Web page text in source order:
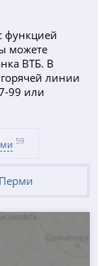
функцией
можете
ВТБ. В
линии
99 или
59